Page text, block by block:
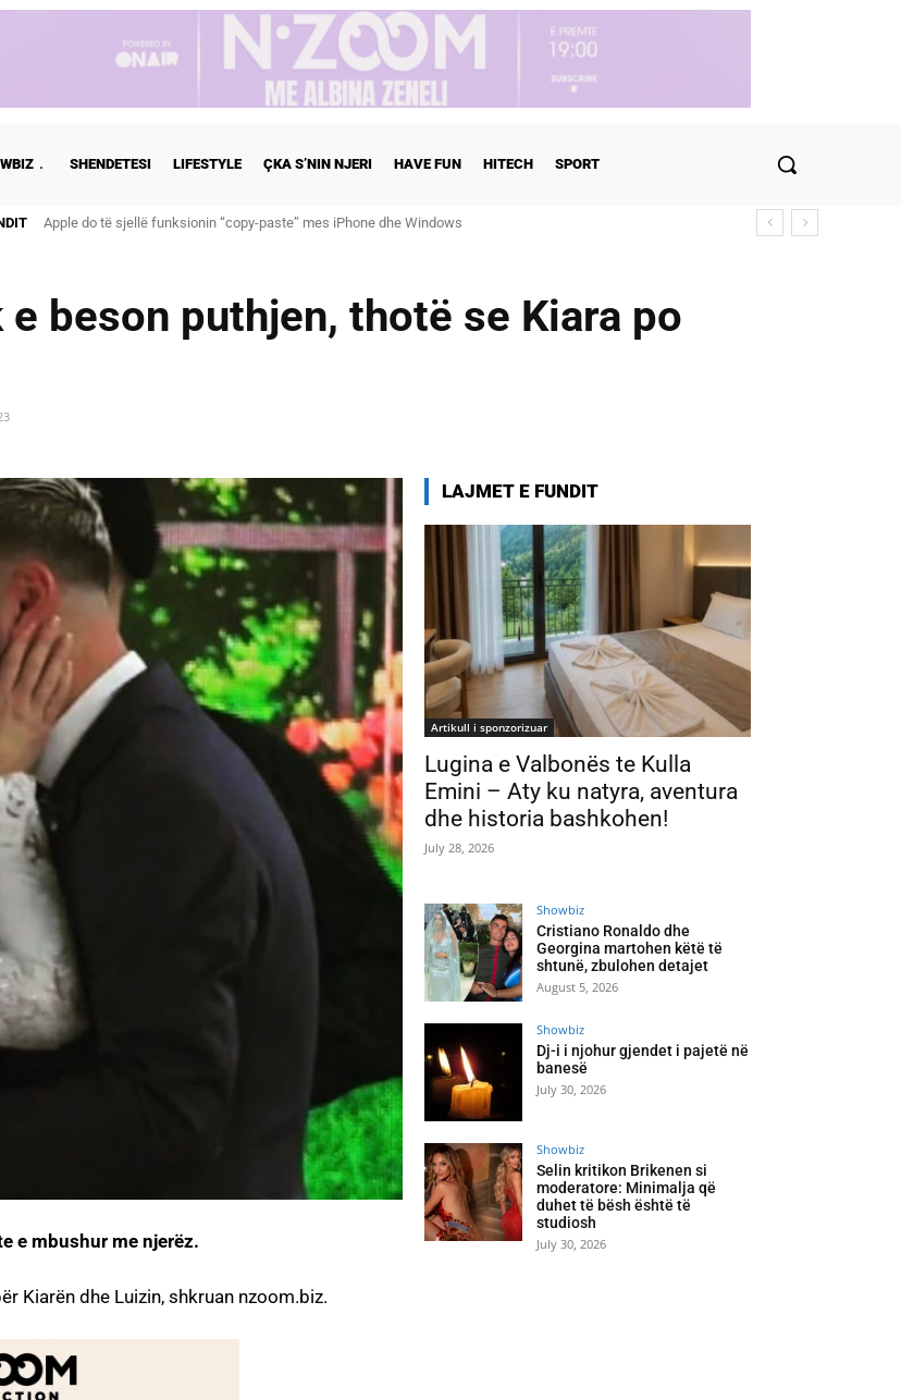
SHENDETESI LIFESTYLE ÇKA S’NIN NJERI HAVE FUN HITECH SPORT
Apple do të sjellë funksionin “copy-paste” mes iPhone dhe Windows
Cristiano Ronaldo dhe Georgina martohen këtë të shtunë, zbulohen detajet
e beson puthjen, thotë se Kiara po
e mbushur me njerëz.
Kiarën dhe Luizin, shkruan nzoom.biz.
LAJMET E FUNDIT
Artikull i sponzorizuar
Lugina e Valbonës te Kulla
Emini – Aty ku natyra, aventura
dhe historia bashkohen!
July 28, 2026
Showbiz
Cristiano Ronaldo dhe
Georgina martohen këtë të
shtunë, zbulohen detajet
August 5, 2026
Showbiz
Dj-i i njohur gjendet i pajetë në
banesë
July 30, 2026
Showbiz
Selin kritikon Brikenen si
moderatore: Minimalja që
duhet të bësh është të
studiosh
July 30, 2026